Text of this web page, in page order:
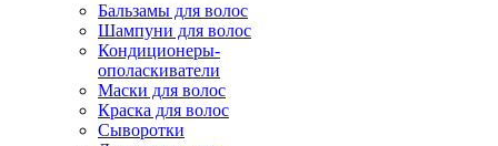
Бальзамы для волос
Шампуни для волос
Кондиционеры-
ополаскиватели
Маски для волос
Краска для волос
Сыворотки